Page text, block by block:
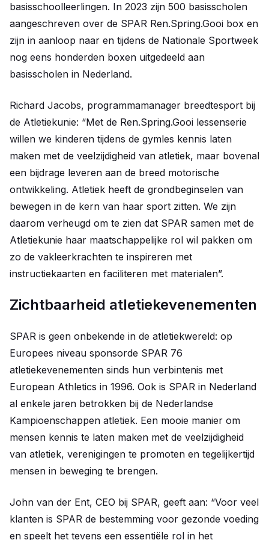
basisschoolleerlingen. In 2023 zijn 500 basisscholen
aangeschreven over de SPAR Ren.Spring.Gooi box en
zijn in aanloop naar en tijdens de Nationale Sportweek
nog eens honderden boxen uitgedeeld aan
basisscholen in Nederland.
Richard Jacobs, programmamanager breedtesport bij
de Atletiekunie: “Met de Ren.Spring.Gooi lessenserie
willen we kinderen tijdens de gymles kennis laten
maken met de veelzijdigheid van atletiek, maar bovenal
een bijdrage leveren aan de breed motorische
ontwikkeling. Atletiek heeft de grondbeginselen van
bewegen in de kern van haar sport zitten. We zijn
daarom verheugd om te zien dat SPAR samen met de
Atletiekunie haar maatschappelijke rol wil pakken om
zo de vakleerkrachten te inspireren met
instructiekaarten en faciliteren met materialen”.
Zichtbaarheid atletiekevenementen
SPAR is geen onbekende in de atletiekwereld: op
Europees niveau sponsorde SPAR 76
atletiekevenementen sinds hun verbintenis met
European Athletics in 1996. Ook is SPAR in Nederland
al enkele jaren betrokken bij de Nederlandse
Kampioenschappen atletiek. Een mooie manier om
mensen kennis te laten maken met de veelzijdigheid
van atletiek, verenigingen te promoten en tegelijkertijd
mensen in beweging te brengen.
John van der Ent, CEO bij SPAR, geeft aan: “Voor veel
klanten is SPAR de bestemming voor gezonde voeding
en speelt het tevens een essentiële rol in het